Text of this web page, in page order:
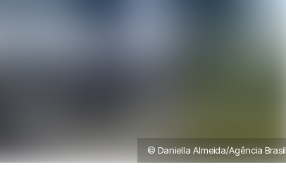
© Daniella Almeida/Agência Brasil